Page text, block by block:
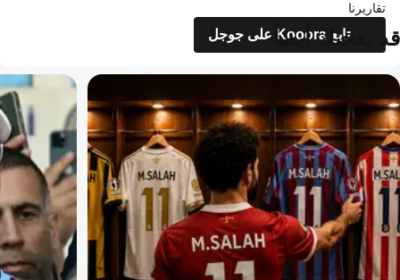
تقاريرنا
تابع Kooora على جوجل
قد يعجبك أيضاً